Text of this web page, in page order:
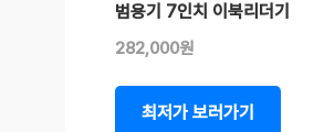
범용기 7인치 이북리더기
282,000원
최저가 보러가기